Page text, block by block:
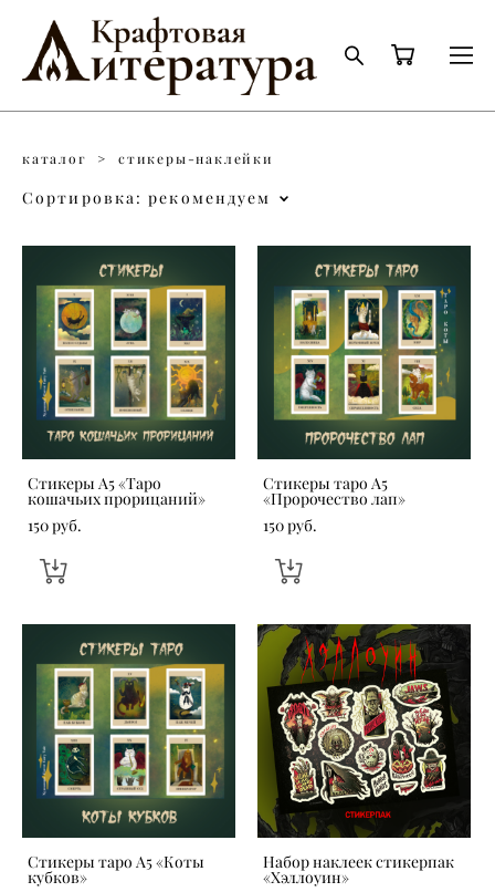
каталог > стикеры-наклейки
Сортировка: рекомендуем
Стикеры А5 «Таро
кошачьих прорицаний»
150 pуб.
Стикеры таро А5
«Пророчество лап»
150 pуб.
Стикеры таро А5 «Коты
кубков»
Набор наклеек стикерпак
«Хэллоуин»